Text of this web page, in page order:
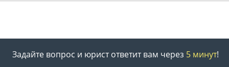
Задайте вопрос и юрист ответит вам через 5 минут!